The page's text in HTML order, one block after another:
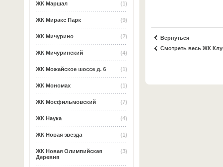
(1)
ЖК Маршал
(9)
ЖК Миракс Парк
(2)
ЖК Мичурино
(4)
ЖК Мичуринский
(1)
ЖК Можайское шоссе д. 6
(1)
ЖК Мономах
(7)
ЖК Мосфильмовский
(4)
ЖК Наука
(1)
ЖК Новая звезда
(3)
ЖК Новая Олимпийская
Деревня
Вернуться
Смотреть весь ЖК